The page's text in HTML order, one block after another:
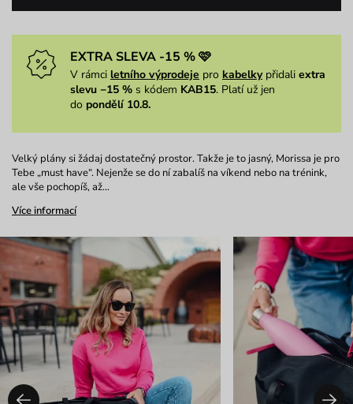
EXTRA SLEVA -15 % 🩷
V rámci letního výprodeje pro kabelkypřidali extra
slevu −15 % s kódem KAB15. Platí už jen
do pondělí 10.8.
Velký plány si žádaj dostatečný prostor. Takže je to jasný, Morissa je pro
Tebe „must have“. Nejenže se do ní zabalíš na víkend nebo na trénink,
ale vše pochopíš, až…
Více informací